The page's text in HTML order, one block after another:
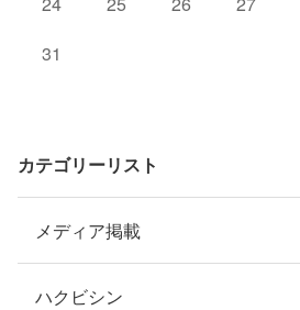
31
カテゴリーリスト
メディア掲載
ハクビシン